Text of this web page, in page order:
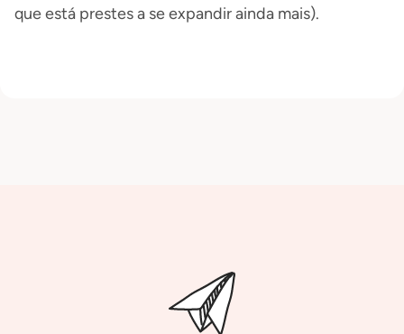
que está prestes a se expandir ainda mais).